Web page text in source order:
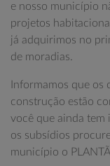
e nosso município
projetos
já adquirimos no
de moradias.
Informamos que os
construção estão
você que ainda tem
os subsídios
município o